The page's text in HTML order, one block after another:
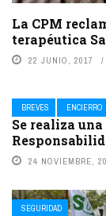
La CPM
terapéutica
22 JUNIO, 2017
BREVES ENCIERRO
Se realiza
24 NOVIEMBRE,
SEGURIDAD